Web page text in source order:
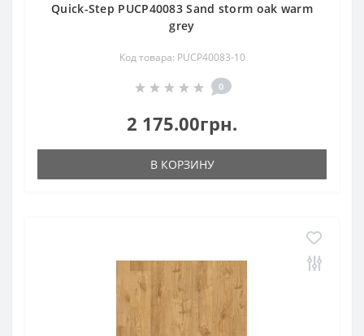
Quick-Step PUCP40083 Sand storm oak warm
grey
Код товара: PUCP40083-10
0
2 175.00грн.
В КОРЗИНУ